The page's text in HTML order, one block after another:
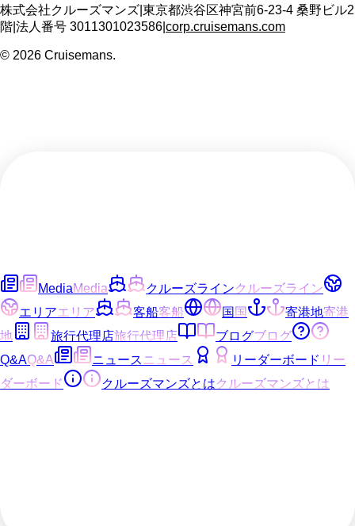
株式会社クルーズマンズ 東京都渋谷区神宮前6-23-4 桑野ビル2
階 法人番号 3011301023586 corp.cruisemans.com
© 2026 Cruisemans.
MediaMedia クルーズラインクルーズライン
エリアエリア 客船客船 国国 寄港地寄港
地
旅行代理店旅行代理店 ブログブログ
Q&AQ&A ニュース ニュース リーダーボード リー
ダーボード
クルーズマンズとはクルーズマンズとは